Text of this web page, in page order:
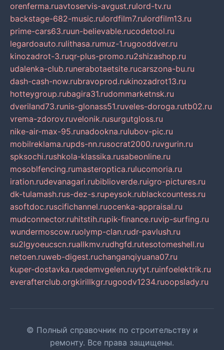
orenferma.ruavtoservis-avgust.rulord-tv.ru
backstage-682-music.rulordfilm7.rulordfilm13.ru
prime-cars63.ruun-believable.rucodetool.ru
legardoauto.rulithasa.rumuz-1.rugooddver.ru
kinozadrot-3.ruqr-plus-promo.ru2shizashop.ru
udalenka-club.runerabotaetsite.rucarszona-bu.ru
dash-cash-now.rubravoprod.rukinozadrot13.ru
hotteygroup.rubagira31.rudommarketnsk.ru
dveriland73.runis-glonass51.ruveles-doroga.rutb02.ru
vrema-zdorov.ruvelonik.rusurgutgloss.ru
nike-air-max-95.runadookna.rulubov-pic.ru
mobilreklama.rupds-nn.rusocrat2000.ruvgurin.ru
spksochi.rushkola-klassika.rusabeonline.ru
mosoblfencing.rumasteroptica.rulucomoria.ru
iration.rudevanagari.rubiblioverde.ruigro-pictures.ru
dk-tulamash.rus-dez-s.rupeysok.rublackcountess.ru
asoftdoc.ruscifichannel.ruocenka-appraisal.ru
mudconnector.ruhitstih.rupik-finance.ruvip-surfing.ru
wundermoscow.ruolymp-clan.rudr-pavlush.ru
su2lgyoeucscn.ruallkmv.rudhgfd.rutesotomeshell.ru
netoen.ruweb-digest.ruchanganqiyuana07.ru
kuper-dostavka.ruedemvgelen.ruytyt.ruinfoelektrik.ru
everafterclub.orgkirillkgr.rugoodv1234.ruoopslady.ru
© Полный справочник по строительству и
ремонту. Все права защищены.